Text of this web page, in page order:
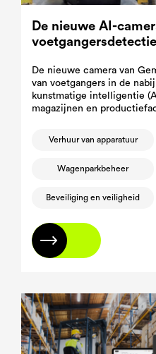
De nieuwe AI-
De nieuwe camera van
van voetgangers in de
kunstmatige intelligentie
magazijnen en
Verhuur van apparatuur
Wagenparkbeheer
Beveiliging en veiligheid
Lees meer